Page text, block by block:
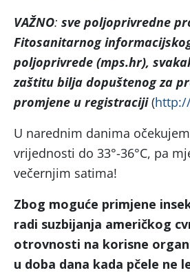
VAŽNO: sve poljoprivredne
Fitosanitarnog
poljoprivrede (mps.hr),
zaštitu bilja dopuštenog za
promjene u registraciji(
U narednim danima
vrijednosti do 33°-36°C, pa
večernjim satima!
Zbog moguće primjene
radi suzbijanja američkog
otrovnosti na korisne
u doba dana kada pčele ne